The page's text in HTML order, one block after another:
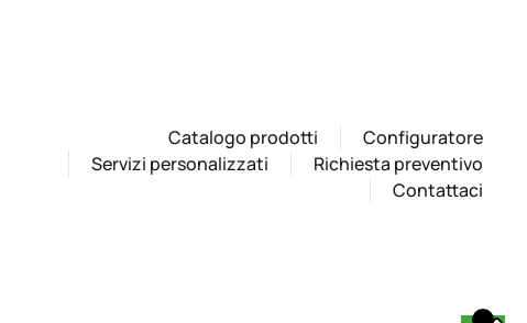
Catalogo prodotti
Configuratore
Servizi personalizzati
Richiesta preventivo
Contattaci